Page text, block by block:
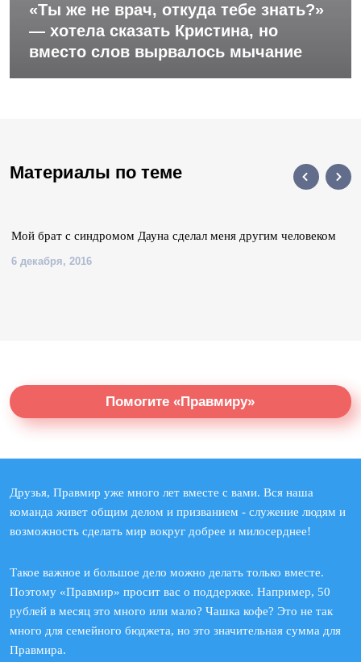
«Ты же не врач, откуда тебе знать?»
— хотела сказать Кристина, но
вместо слов вырвалось мычание
Материалы по теме
Мой брат с синдромом Дауна сделал меня другим человеком
6 декабря, 2016
Помогите «Правмиру»
Друзья, Правмир уже много лет вместе с вами. Вся наша
команда живет общим делом и призванием - служение людям и
возможность сделать мир вокруг добрее и милосерднее!
Такое важное и большое дело можно делать только вместе.
Поэтому «Правмир» просит вас о поддержке. Например, 50
рублей в месяц это много или мало? Чашка кофе? Это не так
много для семейного бюджета, но это значительная сумма для
Правмира.